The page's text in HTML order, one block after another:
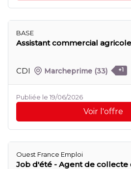
BASE
Assistant commercial
CDI Marcheprime (33) +1
Publiée le 19/06/2026
Voir l'offre
Ouest France Emploi
Job d'été - Agent de collecte